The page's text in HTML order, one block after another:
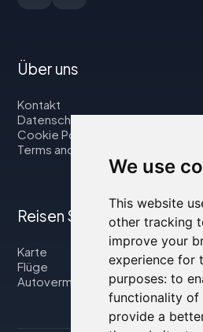
We use
This website
other tracking
improve your
experience for
purposes: to
functionality of
provide a
Über uns
Kontakt
Datenschutzbestimmungen
Cookie Policy
Terms and Conditions
Reisen Sie mit uns
Karte
Flüge
Autovermietung